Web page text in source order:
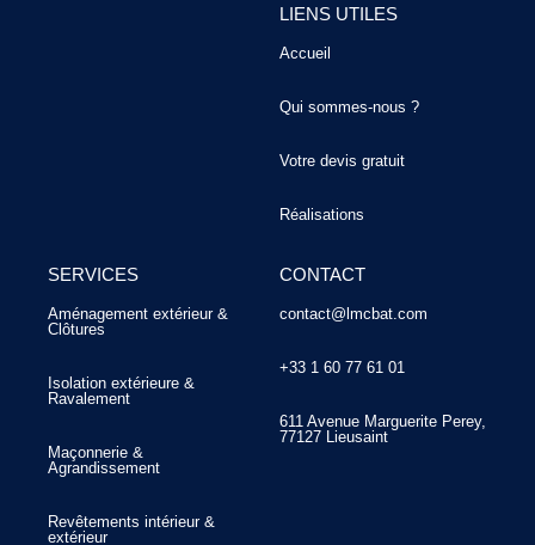
LIENS UTILES
Accueil
Qui sommes-nous ?
Votre devis gratuit
Réalisations
SERVICES
Aménagement extérieur &
Clôtures
Isolation extérieure &
Ravalement
Maçonnerie &
Agrandissement
Revêtements intérieur &
extérieur
CONTACT
contact@lmcbat.com
+33 1 60 77 61 01
611 Avenue Marguerite Perey,
77127 Lieusaint